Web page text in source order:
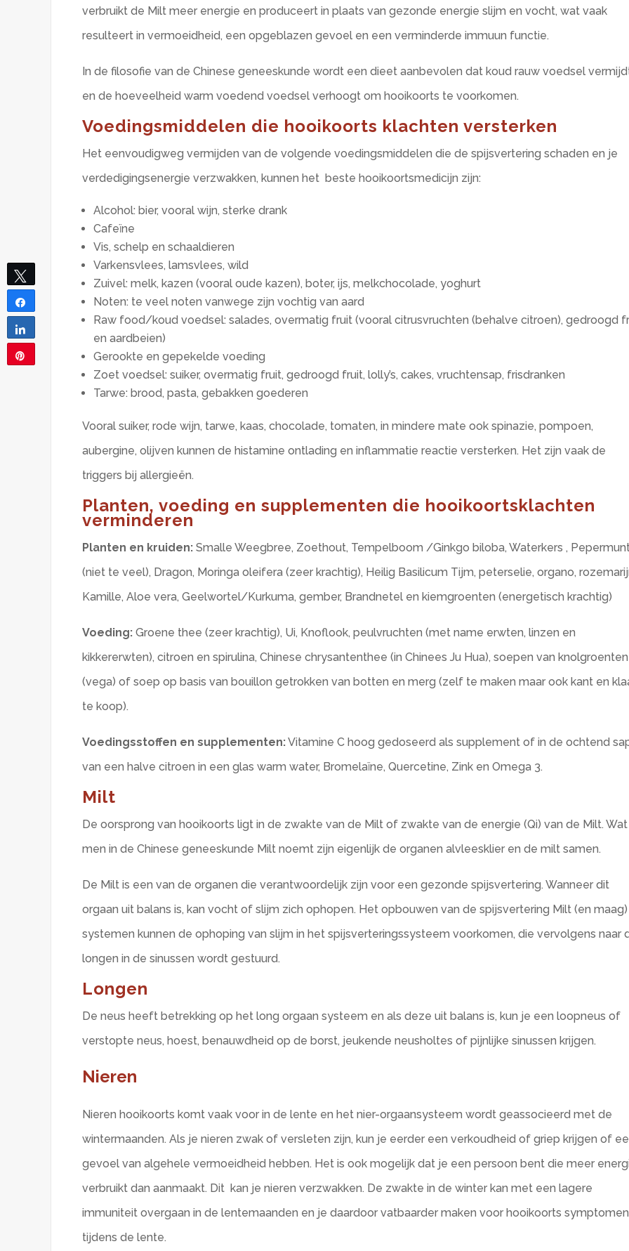
verbruikt de Milt meer energie en produceert in plaats van gezonde energie slijm en vocht, wat vaak
resulteert in vermoeidheid, een opgeblazen gevoel en een verminderde immuun functie.
In de filosofie van de Chinese geneeskunde wordt een dieet aanbevolen dat koud rauw voedsel
en de hoeveelheid warm voedend voedsel verhoogt om hooikoorts te voorkomen.
Voedingsmiddelen die hooikoorts klachten versterken
Het eenvoudigweg vermijden van de volgende voedingsmiddelen die de spijsvertering schaden en je
verdedigingsenergie verzwakken, kunnen het beste hooikoortsmedicijn zijn:
Alcohol: bier, vooral wijn, sterke drank
Cafeïne
Vis, schelp en schaaldieren
Varkensvlees, lamsvlees, wild
Zuivel: melk, kazen (vooral oude kazen), boter, ijs, melkchocolade, yoghurt
Noten: te veel noten vanwege zijn vochtig van aard
Raw food/koud voedsel: salades, overmatig fruit (vooral citrusvruchten (behalve citroen), gedroogd
en aardbeien)
Gerookte en gepekelde voeding
Zoet voedsel: suiker, overmatig fruit, gedroogd fruit, lolly’s, cakes, vruchtensap, frisdranken
Tarwe: brood, pasta, gebakken goederen
Vooral suiker, rode wijn, tarwe, kaas, chocolade, tomaten, in mindere mate ook spinazie, pompoen,
aubergine, olijven kunnen de histamine ontlading en inflammatie reactie versterken. Het zijn vaak de
triggers bij allergieën.
Planten, voeding en supplementen die hooikoortsklachten
verminderen
Planten en kruiden: Smalle Weegbree, Zoethout, Tempelboom /Ginkgo biloba, Waterkers ,
(niet te veel), Dragon, Moringa oleifera (zeer krachtig), Heilig Basilicum Tijm, peterselie, organo,
Kamille, Aloe vera, Geelwortel/Kurkuma, gember, Brandnetel en kiemgroenten (energetisch krachtig)
Voeding: Groene thee (zeer krachtig), Ui, Knoflook, peulvruchten (met name erwten, linzen en
kikkererwten), citroen en spirulina, Chinese chrysantenthee (in Chinees Ju Hua), soepen van knolgroenten
(vega) of soep op basis van bouillon getrokken van botten en merg (zelf te maken maar ook kant en
te koop).
Voedingsstoffen en supplementen:Vitamine C hoog gedoseerd als supplement of in de ochtend
van een halve citroen in een glas warm water, Bromelaïne, Quercetine, Zink en Omega 3.
Milt
De oorsprong van hooikoorts ligt in de zwakte van de Milt of zwakte van de energie (Qi) van de Milt. Wat
men in de Chinese geneeskunde Milt noemt zijn eigenlijk de organen alvleesklier en de milt samen.
De Milt is een van de organen die verantwoordelijk zijn voor een gezonde spijsvertering. Wanneer dit
orgaan uit balans is, kan vocht of slijm zich ophopen. Het opbouwen van de spijsvertering Milt (en maag)
systemen kunnen de ophoping van slijm in het spijsverteringssysteem voorkomen, die vervolgens naar
longen in de sinussen wordt gestuurd.
Longen
De neus heeft betrekking op het long orgaan systeem en als deze uit balans is, kun je een loopneus of
verstopte neus, hoest, benauwdheid op de borst, jeukende neusholtes of pijnlijke sinussen krijgen.
Nieren
Nieren hooikoorts komt vaak voor in de lente en het nier-orgaansysteem wordt geassocieerd met de
wintermaanden. Als je nieren zwak of versleten zijn, kun je eerder een verkoudheid of griep krijgen of
gevoel van algehele vermoeidheid hebben. Het is ook mogelijk dat je een persoon bent die meer
verbruikt dan aanmaakt. Dit kan je nieren verzwakken. De zwakte in de winter kan met een lagere
immuniteit overgaan in de lentemaanden en je daardoor vatbaarder maken voor hooikoorts symptomen
tijdens de lente.